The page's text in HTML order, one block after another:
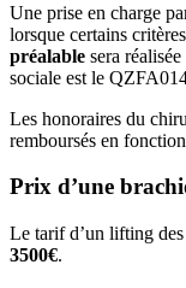
Une prise en charge
lorsque certains
préalable sera
sociale est le
Les honoraires du
remboursés en
Prix d’une
Le tarif d’un lifting des
3500€.